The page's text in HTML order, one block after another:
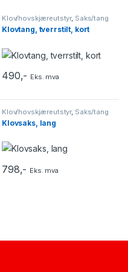
Klov/hovskjæreutstyr, Saks/tang
Klovtang, tverrstilt, kort
490,- Eks. mva
Klov/hovskjæreutstyr, Saks/tang
Klovsaks, lang
798,- Eks. mva